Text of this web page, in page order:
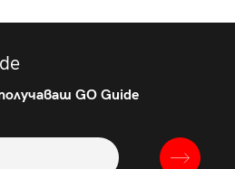
GO Guide